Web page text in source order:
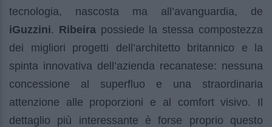
tecnologia, nascosta ma all’avanguardia, de
iGuzzini. Ribeirapossiede la stessa compostezza
dei migliori progetti dell’architetto britannico e la
spinta innovativa dell’azienda recanatese: nessuna
concessione al superfluo e una straordinaria
attenzione alle proporzioni e al comfort visivo. Il
dettaglio più interessante è forse proprio questo